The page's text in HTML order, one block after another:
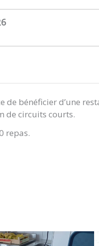
de bénéficier d’une
de circuits courts.
repas.